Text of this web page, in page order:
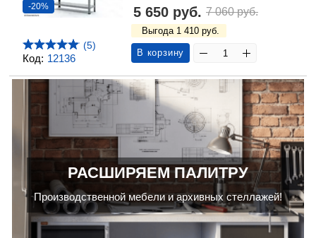
Код: 12136
-20%
(5)
5 650 руб. 7 060 руб.
Выгода 1 410 руб.
В корзину
РАСШИРЯЕМ ПАЛИТРУ
Производственной мебели и архивных стеллажей!